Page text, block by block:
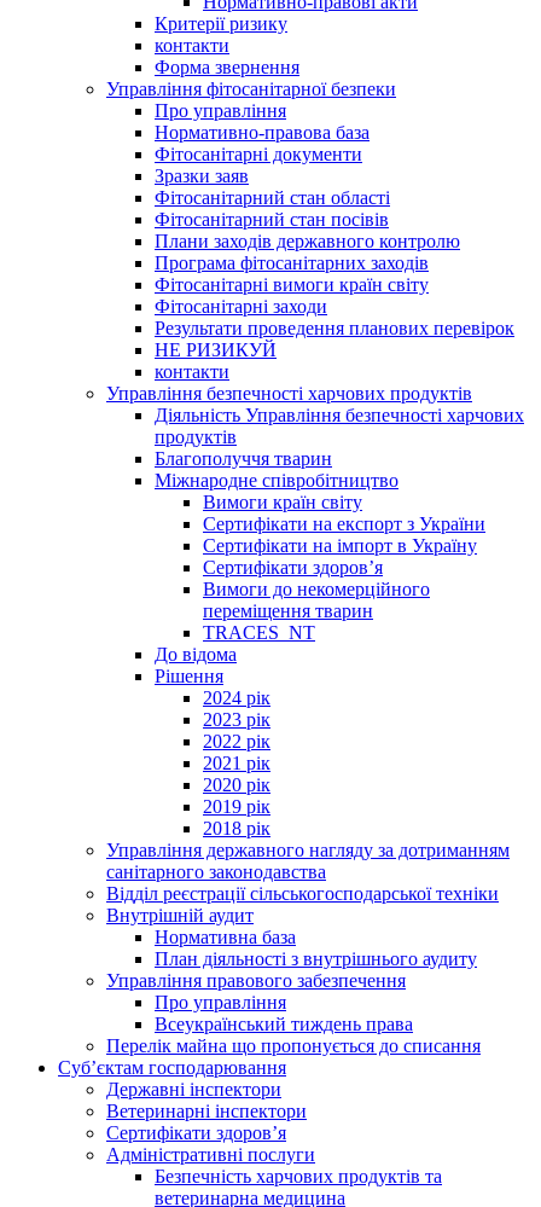
Критерії ризику
контакти
Форма звернення
Управління фітосанітарної безпеки
Про управління
Нормативно-правова база
Фітосанітарні документи
Зразки заяв
Фітосанітарний стан області
Фітосанітарний стан посівів
Плани заходів державного контролю
Програма фітосанітарних заходів
Фітосанітарні вимоги країн світу
Фітосанітарні заходи
Результати проведення планових перевірок
НЕ РИЗИКУЙ
контакти
Управління безпечності харчових продуктів
Діяльність Управління безпечності харчових
продуктів
Благополуччя тварин
Міжнародне співробітництво
Вимоги країн світу
Сертифікати на експорт з України
Сертифікати на імпорт в Україну
Сертифікати здоров’я
Вимоги до некомерційного
переміщення тварин
TRACES_NT
До відома
Рішення
2024 рік
2023 рік
2022 рік
2021 рік
2020 рік
2019 рік
2018 рік
Управління державного нагляду за дотриманням
санітарного законодавства
Відділ реєстрації сільськогосподарської техніки
Внутрішній аудит
Нормативна база
План діяльності з внутрішнього аудиту
Управління правового забезпечення
Про управління
Всеукраїнський тиждень права
Перелік майна що пропонується до списання
Суб’єктам господарювання
Державні інспектори
Ветеринарні інспектори
Сертифікати здоров’я
Адміністративні послуги
Безпечність харчових продуктів та
ветеринарна медицина